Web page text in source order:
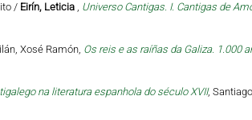
/ Eirín, Leticia , Universo Cantigas. I. Cantigas de
Xosé Ramón, Os reis e as raíñas da Galiza. 1.000
na literatura espanhola do século XVII,